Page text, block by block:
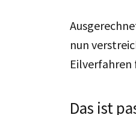
nun
Das ist